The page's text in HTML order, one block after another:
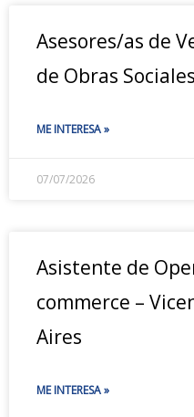
Asesores/as de
de Obras Sociales
ME INTERESA »
07/07/2026
Asistente de
commerce –
Aires
ME INTERESA »